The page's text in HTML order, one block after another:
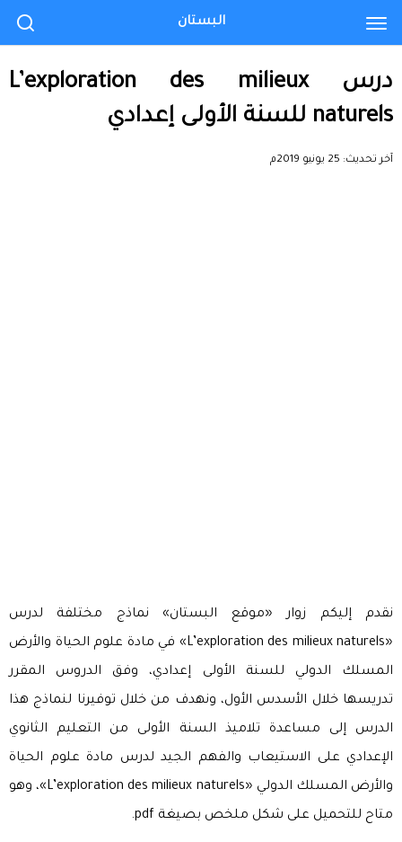
درس L’exploration des milieux
naturels للسنة الأولى إعدادي
آخر تحديث: 25 يونيو 2019م
نقدم إليكم زوار «موقع البستان» نماذج مختلفة لدرس
«L’exploration des milieux naturels» في مادة علوم الحياة والأرض
المسلك الدولي للسنة الأولى إعدادي، وفق الدروس المقرر
تدريسها خلال الأسدس الأول، ونهدف من خلال توفيرنا لنماذج هذا
الدرس إلى مساعدة تلاميذ السنة الأولى من التعليم الثانوي
الإعدادي على الاستيعاب والفهم الجيد لدرس مادة علوم الحياة
والأرض المسلك الدولي «L’exploration des milieux naturels»، وهو
متاح للتحميل على شكل ملخص بصيغة pdf.
البستان